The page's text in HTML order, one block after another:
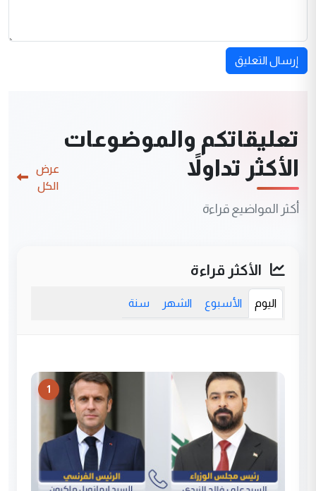
إرسال التعليق
تعليقاتكم والموضوعات
الأكثر تداولاً
أكثر المواضيع قراءة
عرض
الكل
الأكثر قراءة
اليوم الأسبوع الشهر سنة
1